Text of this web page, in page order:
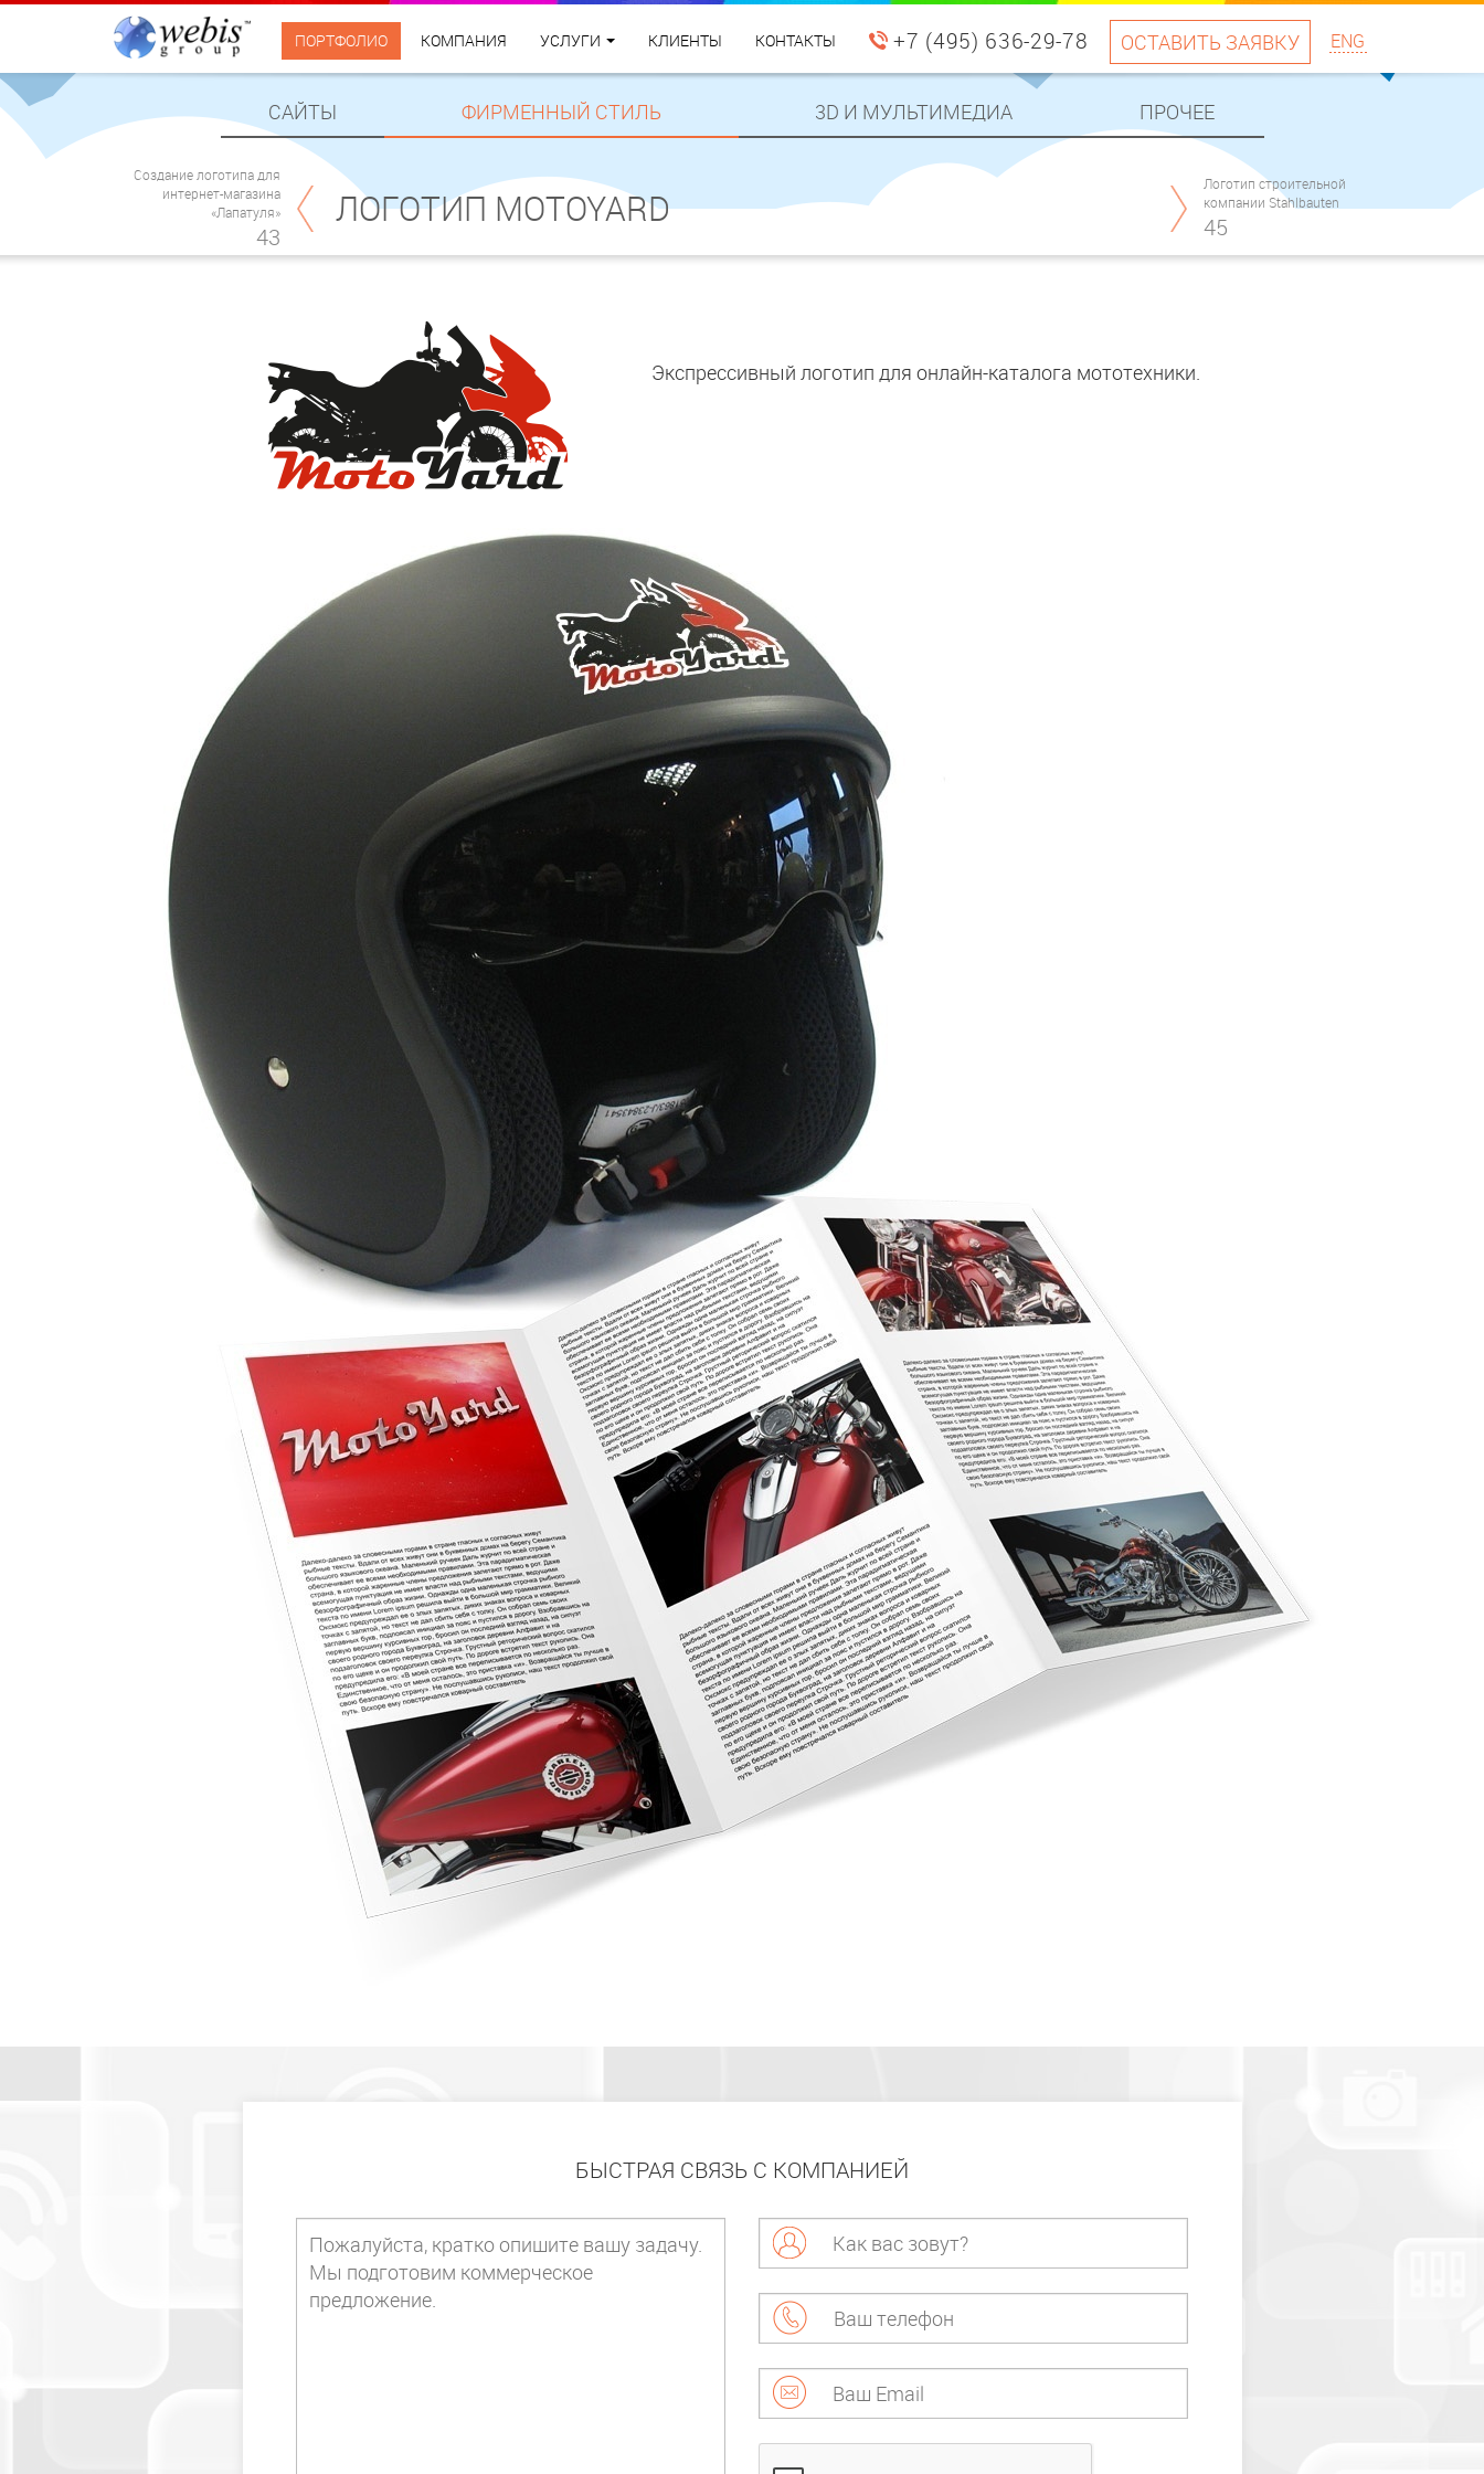
ПОРТФОЛИО КОМПАНИЯ УСЛУГИ КЛИЕНТЫ КОНТАКТЫ +7 (495) 636-29-78 ОСТАВИТЬ ЗАЯВКУ ENG
САЙТЫ ФИРМЕННЫЙ СТИЛЬ 3D И МУЛЬТИМЕДИА ПРОЧЕЕ
Создание логотипа для
интернет-магазина
«Лапатуля»
43
ЛОГОТИП MOTOYARD
Логотип строительной
компании Stahlbauten
45
Экспрессивный логотип для онлайн-каталога мототехники.
БЫСТРАЯ СВЯЗЬ С КОМПАНИЕЙ